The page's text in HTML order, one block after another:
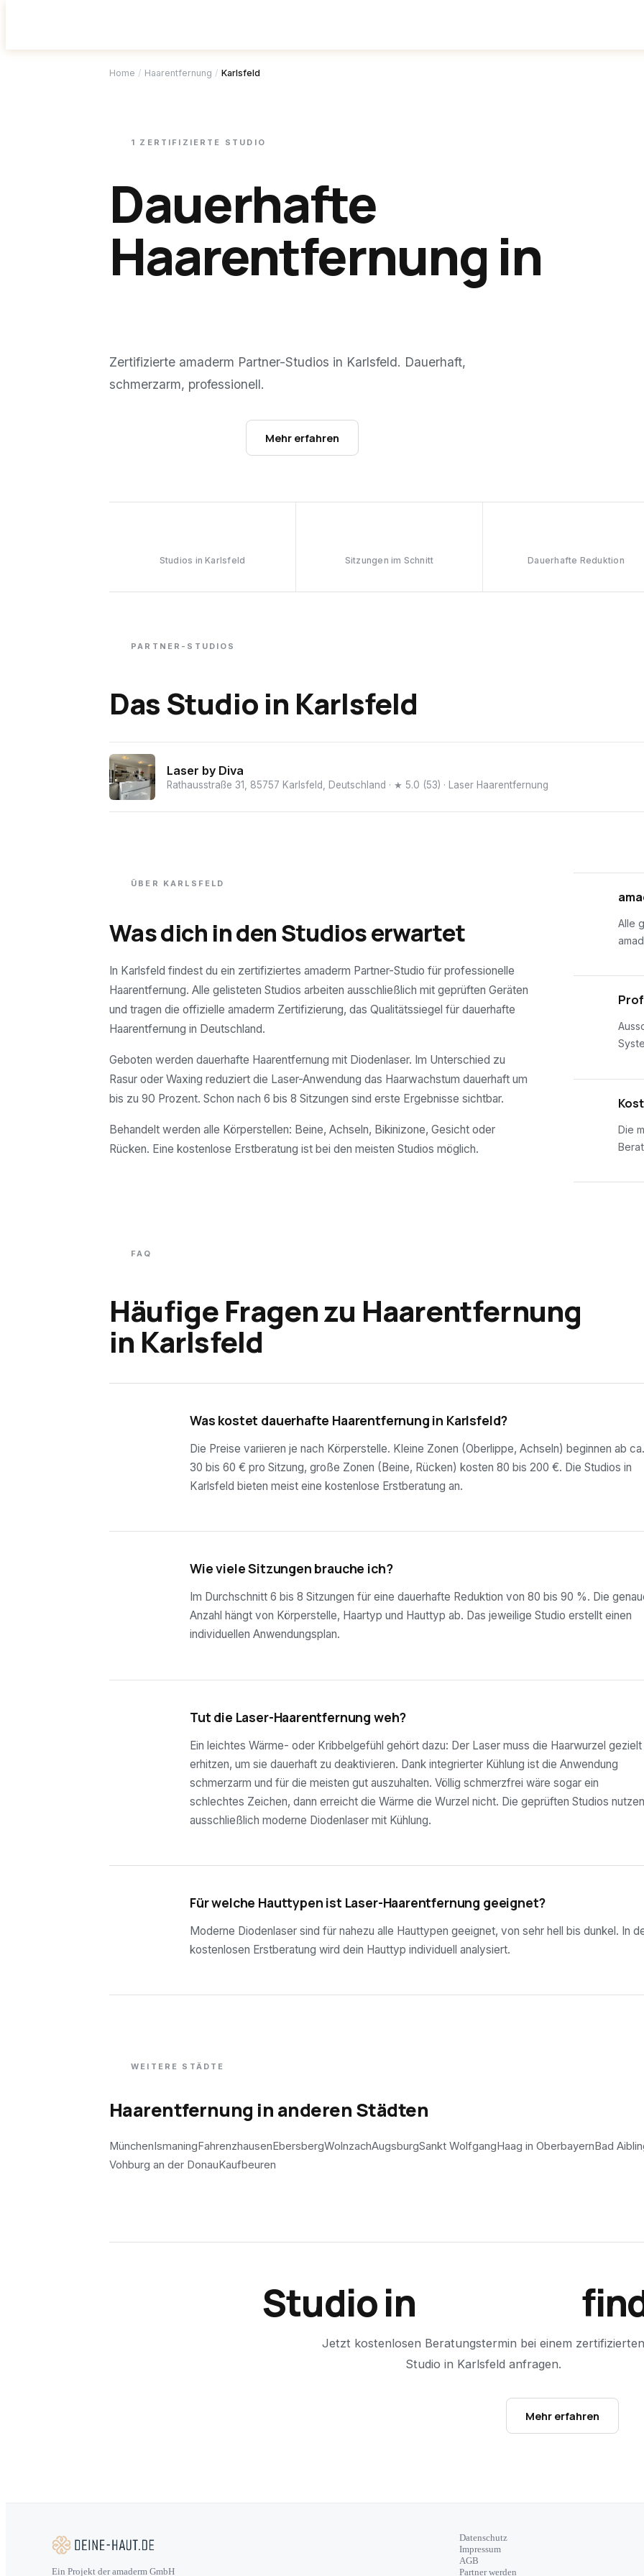
Home / Haarentfernung / Karlsfeld
1 ZERTIFIZIERTE STUDIO
Dauerhafte
Haarentfernung in
Zertifizierte amaderm Partner-Studios in Karlsfeld. Dauerhaft,
schmerzarm, professionell.
Mehr erfahren
Studios in Karlsfeld Sitzungen im Schnitt Dauerhafte Reduktion
PARTNER-STUDIOS
Das Studio in Karlsfeld
Laser by Diva
Rathausstraße 31, 85757 Karlsfeld, Deutschland · ★ 5.0 (53) · Laser Haarentfernung
ÜBER KARLSFELD
Was dich in den Studios erwartet
In Karlsfeld findest du ein zertifiziertes amaderm Partner-Studio für professionelle
Haarentfernung. Alle gelisteten Studios arbeiten ausschließlich mit geprüften Geräten
und tragen die offizielle amaderm Zertifizierung, das Qualitätssiegel für dauerhafte
Haarentfernung in Deutschland.
Geboten werden dauerhafte Haarentfernung mit Diodenlaser. Im Unterschied zu
Rasur oder Waxing reduziert die Laser-Anwendung das Haarwachstum dauerhaft um
bis zu 90 Prozent. Schon nach 6 bis 8 Sitzungen sind erste Ergebnisse sichtbar.
Behandelt werden alle Körperstellen: Beine, Achseln, Bikinizone, Gesicht oder
Rücken. Eine kostenlose Erstberatung ist bei den meisten Studios möglich.
Alle
Die
FAQ
Häufige Fragen zu Haarentfernung
in Karlsfeld
Was kostet dauerhafte Haarentfernung in Karlsfeld?
Die Preise variieren je nach Körperstelle. Kleine Zonen (Oberlippe, Achseln) beginnen ab ca.
30 bis 60 € pro Sitzung, große Zonen (Beine, Rücken) kosten 80 bis 200 €. Die Studios in
Karlsfeld bieten meist eine kostenlose Erstberatung an.
Wie viele Sitzungen brauche ich?
Im Durchschnitt 6 bis 8 Sitzungen für eine dauerhafte Reduktion von 80 bis 90 %. Die
Anzahl hängt von Körperstelle, Haartyp und Hauttyp ab. Das jeweilige Studio erstellt einen
individuellen Anwendungsplan.
Tut die Laser-Haarentfernung weh?
Ein leichtes Wärme- oder Kribbelgefühl gehört dazu: Der Laser muss die Haarwurzel gezielt
erhitzen, um sie dauerhaft zu deaktivieren. Dank integrierter Kühlung ist die Anwendung
schmerzarm und für die meisten gut auszuhalten. Völlig schmerzfrei wäre sogar ein
schlechtes Zeichen, dann erreicht die Wärme die Wurzel nicht. Die geprüften Studios nutzen
ausschließlich moderne Diodenlaser mit Kühlung.
Für welche Hauttypen ist Laser-Haarentfernung geeignet?
Moderne Diodenlaser sind für nahezu alle Hauttypen geeignet, von sehr hell bis dunkel. In
kostenlosen Erstberatung wird dein Hauttyp individuell analysiert.
WEITERE STÄDTE
Haarentfernung in anderen Städten
MünchenIsmaningFahrenzhausenEbersbergWolnzachAugsburgSankt WolfgangHaag in OberbayernBad
Vohburg an der DonauKaufbeuren
Studio in
Jetzt kostenlosen Beratungstermin bei einem zertifizierten
Studio in Karlsfeld anfragen.
Mehr erfahren
Ein Projekt der amaderm GmbH
Datenschutz
Impressum
AGB
Partner werden